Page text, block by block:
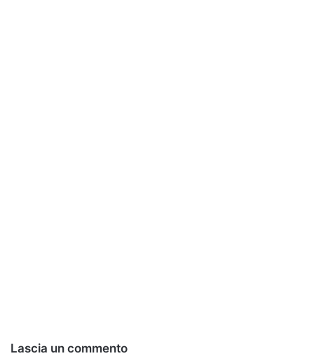
Lascia un commento